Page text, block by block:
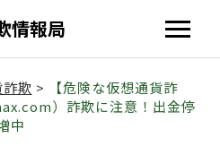
情報局
欺 >
【危険な仮想通貨詐
）詐欺に注意！出金停
中